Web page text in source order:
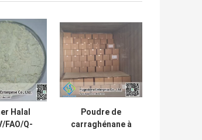
Halal
FAO/Q-
Poudre de
carraghénane à